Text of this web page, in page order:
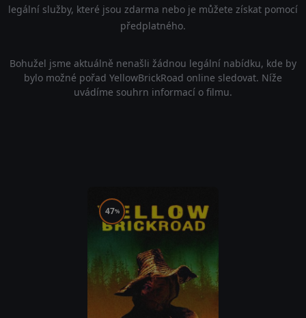
legální služby, které jsou zdarma nebo je můžete získat pomocí
předplatného.
Bohužel jsme aktuálně nenašli žádnou legální nabídku, kde by
bylo možné pořad YellowBrickRoad online sledovat. Níže
uvádíme souhrn informací o filmu.
47%